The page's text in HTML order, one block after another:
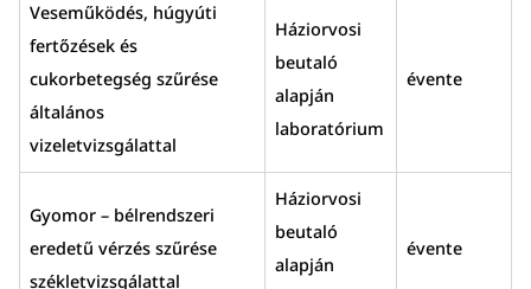
Veseműködés, húgyúti
fertőzések és
cukorbetegség szűrése
általános
vizeletvizsgálattal
Háziorvosi
beutaló
alapján
laboratórium
évente
Gyomor – bélrendszeri
eredetű vérzés szűrése
székletvizsgálattal
Háziorvosi
beutaló
alapján
évente